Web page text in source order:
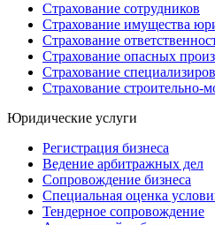
Страхование сотрудников
Страхование имущества
Страхование
Страхование опасных
Страхование
Страхование строительно-
Юридические услуги
Регистрация бизнеса
Ведение арбитражных дел
Сопровождение бизнеса
Специальная оценка
Тендерное сопровождение